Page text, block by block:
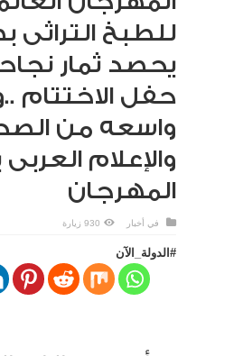
للطبخ
يحصد ثمار
حفل الاختتام
واسعه من
والإعلام
المهرجان
في أخبار 930 زيارة
#الدولة_الآن